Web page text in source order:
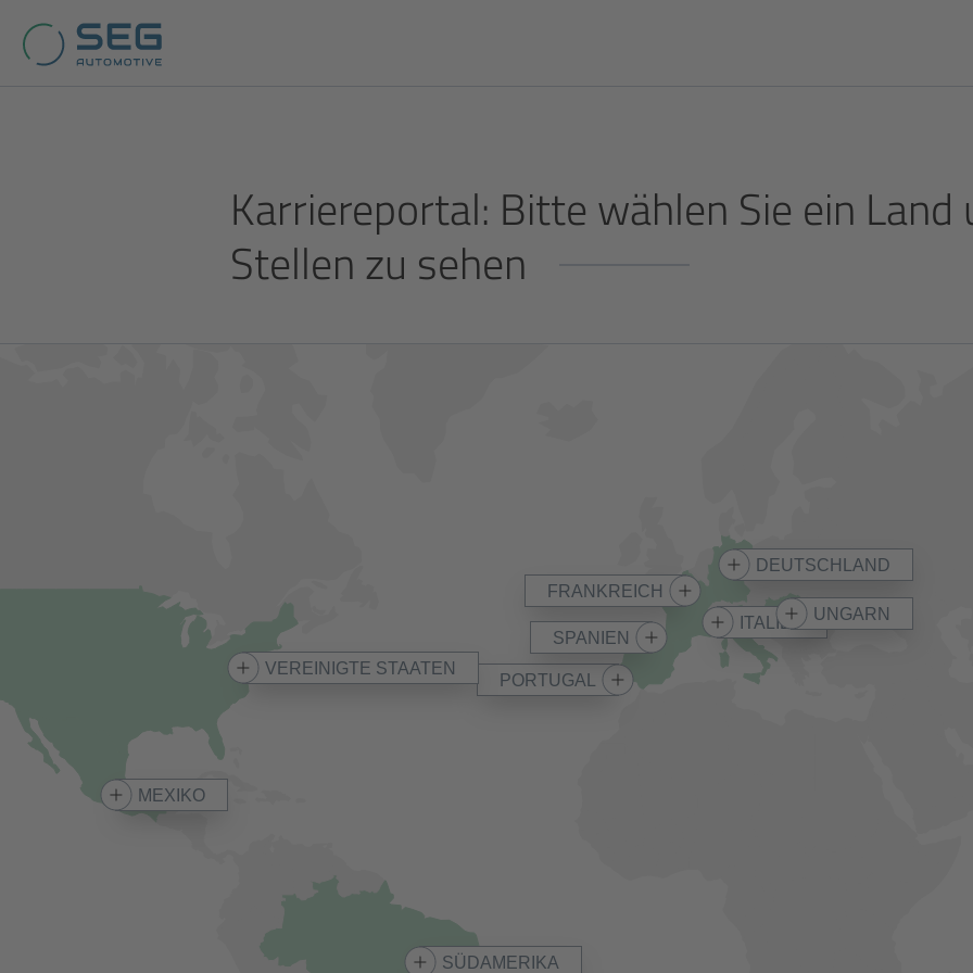
Karriereportal: Bitte wählen Sie ein Land
Stellen zu sehen
DEUTSCHLAND
FRANKREICH
ITALIEN
MEXIKO
PORTUGAL
SPANIEN
SÜDAMERIKA
UNGARN
VEREINIGTE STAATEN